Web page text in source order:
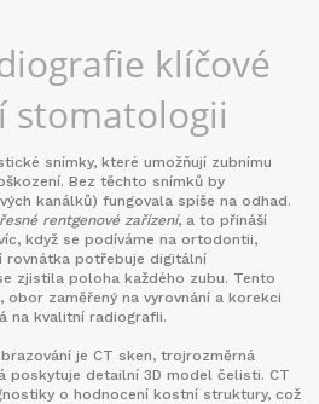
klíčové
stomatologii
snímky, které umožňují zubnímu
Bez těchto snímků by
kanálků) fungovala spíše na odhad.
rentgenové zařízení, a to přináší
když se podíváme na ortodontii,
rovnátka potřebuje digitální
zjistila poloha každého zubu. Tento
, obor zaměřený na vyrovnání a korekci
na kvalitní radiografii.
je CT sken, trojrozměrná
poskytuje detailní 3D model čelisti. CT
o hodnocení kostní struktury, což